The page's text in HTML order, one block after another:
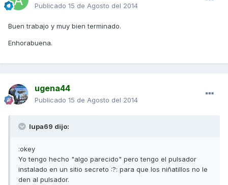
Publicado 15 de Agosto del 2014
Buen trabajo y muy bien terminado.
Enhorabuena.
ugena44
Publicado 15 de Agosto del 2014
lupa69 dijo:
:okey
Yo tengo hecho "algo parecido" pero tengo el pulsador
instalado en un sitio secreto :?: para que los niñatillos no le
den al pulsador.